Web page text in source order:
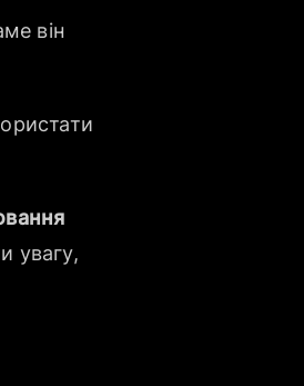
він
увагу,